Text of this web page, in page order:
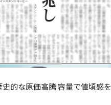
的な原価高騰 容量で値頃感